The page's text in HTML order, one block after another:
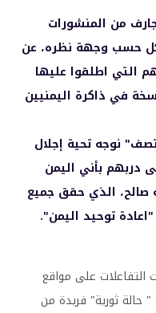
من المنشورات
كل حسب وجهة نظره، عن
التي اطلقوا عليها
في ذاكرة اليمنيين
نوجه تحية إجلال
سار على دربهم بأني اليمن
صالح، الذي حقق جميع
توحيد اليمن".
التفاعلات على مواقع
حالة ثورية" فريدة من